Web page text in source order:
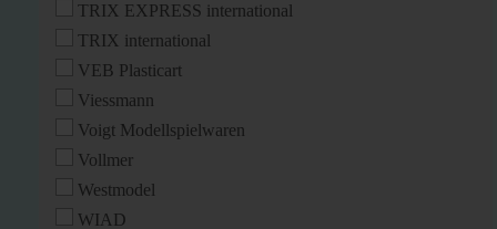
TRIX EXPRESS international
TRIX international
VEB Plasticart
Viessmann
Voigt Modellspielwaren
Vollmer
Westmodel
WIAD